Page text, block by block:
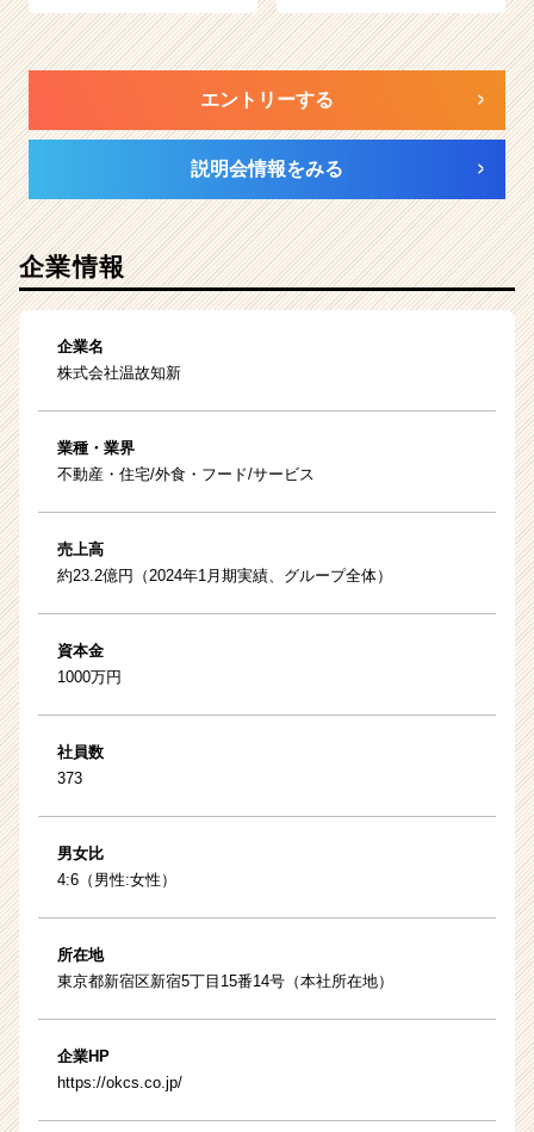
エントリーする
説明会情報をみる
企業情報
企業名
株式会社温故知新
業種・業界
不動産・住宅/外食・フード/サービス
売上高
約23.2億円（2024年1月期実績、グループ全体）
資本金
1000万円
社員数
373
男女比
4:6（男性:女性）
所在地
東京都新宿区新宿5丁目15番14号（本社所在地）
企業HP
https://okcs.co.jp/